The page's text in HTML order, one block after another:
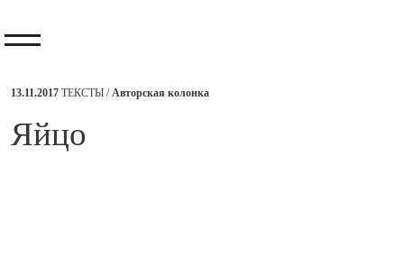
13.11.2017 ТЕКСТЫ /Авторская колонка
​Яйцо